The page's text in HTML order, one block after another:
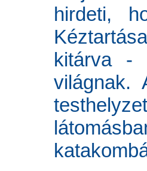
hirdeti,
kitárva -
világnak.